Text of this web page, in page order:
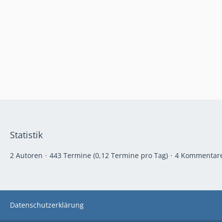
Statistik
2 Autoren 443 Termine (0,12 Termine pro Tag) 4
Datenschutzerklärung